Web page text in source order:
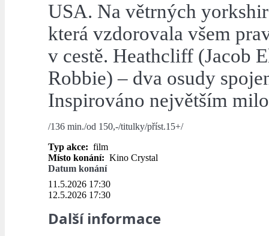
USA. Na větrných
která vzdorovala všem
v cestě. Heathcliff (Jacob
Robbie) – dva osudy
Inspirováno největším
/136 min./od 150,-/titulky/příst.15+/
Typ akce: film
Místo konání: Kino Crystal
Datum konání
11.5.2026 17:30
12.5.2026 17:30
Další informace